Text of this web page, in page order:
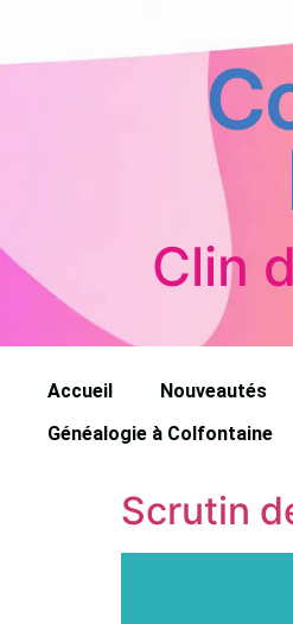
Clin
Accueil Nouveautés
Généalogie à Colfontaine
Scrutin